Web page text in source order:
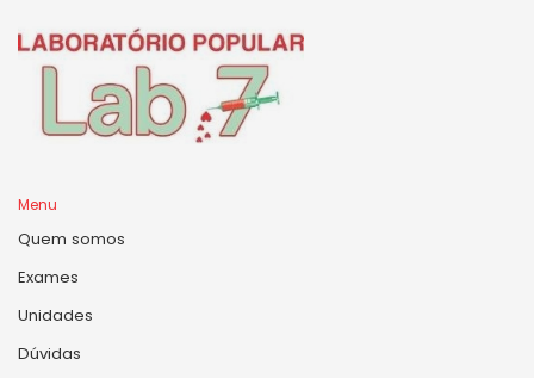
Menu
Quem somos
Exames
Unidades
Dúvidas